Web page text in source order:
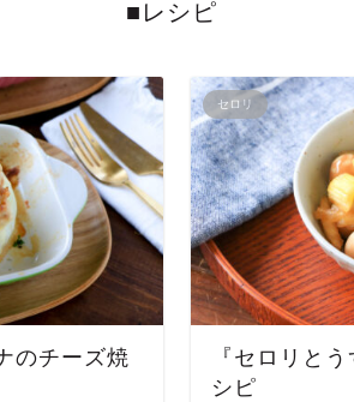
■レシピ
のチーズ焼
セロリ
『セロリと
シピ